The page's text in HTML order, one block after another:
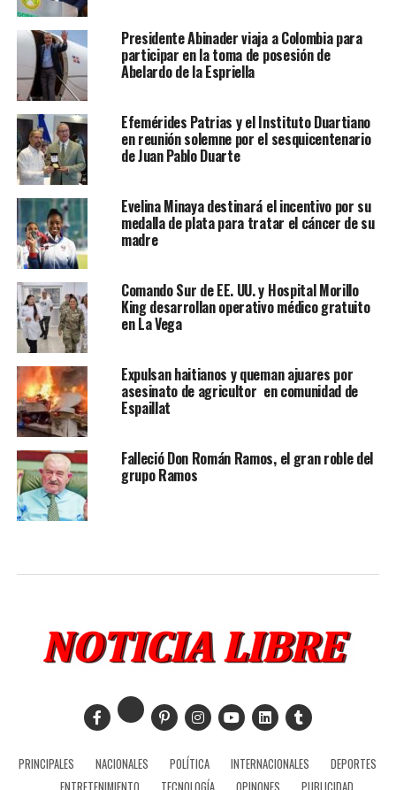
Presidente Abinader viaja a Colombia para
participar en la toma de posesión de
Abelardo de la Espriella
Efemérides Patrias y el Instituto Duartiano
en reunión solemne por el sesquicentenario
de Juan Pablo Duarte
Evelina Minaya destinará el incentivo por su
medalla de plata para tratar el cáncer de su
madre
Comando Sur de EE. UU. y Hospital Morillo
King desarrollan operativo médico gratuito
en La Vega
Expulsan haitianos y queman ajuares por
asesinato de agricultor en comunidad de
Espaillat
Falleció Don Román Ramos, el gran roble del
grupo Ramos
PRINCIPALES NACIONALES POLÍTICA INTERNACIONALES
DEPORTES